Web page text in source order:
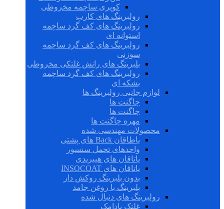
کوپری ساچمه مخروطی
رولبرینگ های کارب
رولبرینگ های کف گرد ساچمه
استوانه ای
رولبرینگ های کف گرد ساچمه
سوزنی
بلبرینگ های رانش غلتکی مخروطی
رولبرینگ های کف گرد ساچمه
بشکه ای
لوازم جانبی رولبرینگ ها
چاگنت ها
چاگنت ها
مهره چاگنت ها
محصولات مهندسی شده
یاطاقان Back های پشتی
واحدهای تحمل سنسور
یاتاقان های هیبریدی
یاتاقان های INSOCOAT
بدون بلبرینگ روکش دار
بلبرینگ با روغن جامد
رولبرینگ های دنبال شده
غلتک بادامک